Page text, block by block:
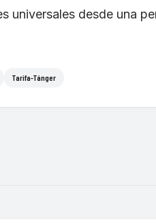
universales desde una
Tarifa-Tánger